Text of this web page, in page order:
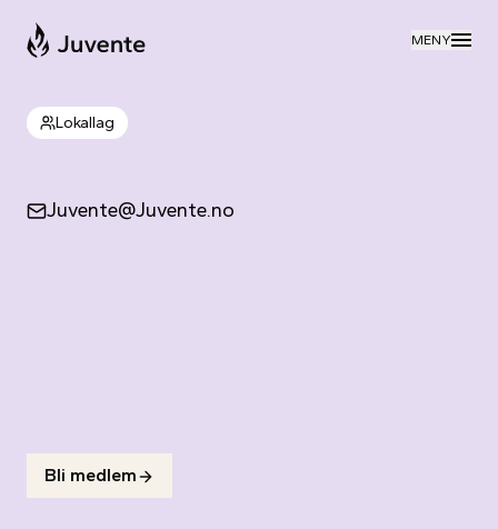
Til forsiden MENY
Lokallag
Juvente@Juvente.no
Bli medlem